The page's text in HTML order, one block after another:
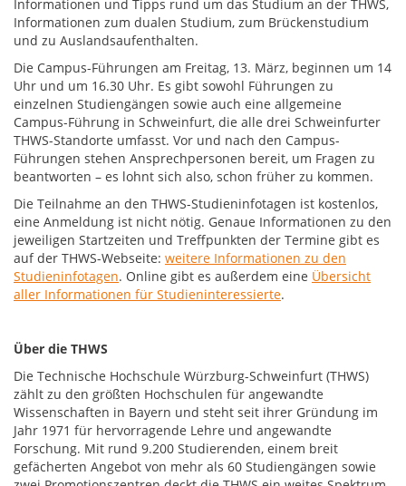
Informationen und Tipps rund um das Studium an der THWS,
Informationen zum dualen Studium, zum Brückenstudium
und zu Auslandsaufenthalten.
Die Campus-Führungen am Freitag, 13. März, beginnen um 14
Uhr und um 16.30 Uhr. Es gibt sowohl Führungen zu
einzelnen Studiengängen sowie auch eine allgemeine
Campus-Führung in Schweinfurt, die alle drei Schweinfurter
THWS-Standorte umfasst. Vor und nach den Campus-
Führungen stehen Ansprechpersonen bereit, um Fragen zu
beantworten – es lohnt sich also, schon früher zu kommen.
Die Teilnahme an den THWS-Studieninfotagen ist kostenlos,
eine Anmeldung ist nicht nötig. Genaue Informationen zu den
jeweiligen Startzeiten und Treffpunkten der Termine gibt es
auf der THWS-Webseite: weitere Informationen zu den
Studieninfotagen. Online gibt es außerdem eine Übersicht
aller Informationen für Studieninteressierte.
Über die THWS
Die Technische Hochschule Würzburg-Schweinfurt (THWS)
zählt zu den größten Hochschulen für angewandte
Wissenschaften in Bayern und steht seit ihrer Gründung im
Jahr 1971 für hervorragende Lehre und angewandte
Forschung. Mit rund 9.200 Studierenden, einem breit
gefächerten Angebot von mehr als 60 Studiengängen sowie